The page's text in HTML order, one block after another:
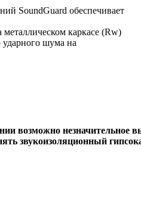
SoundGuard обеспечивает
каркасе (Rw)
шума на
возможно
звукоизоляционный